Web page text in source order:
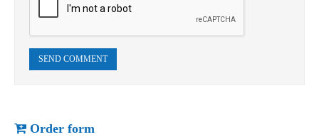
SEND COMMENT
Order form